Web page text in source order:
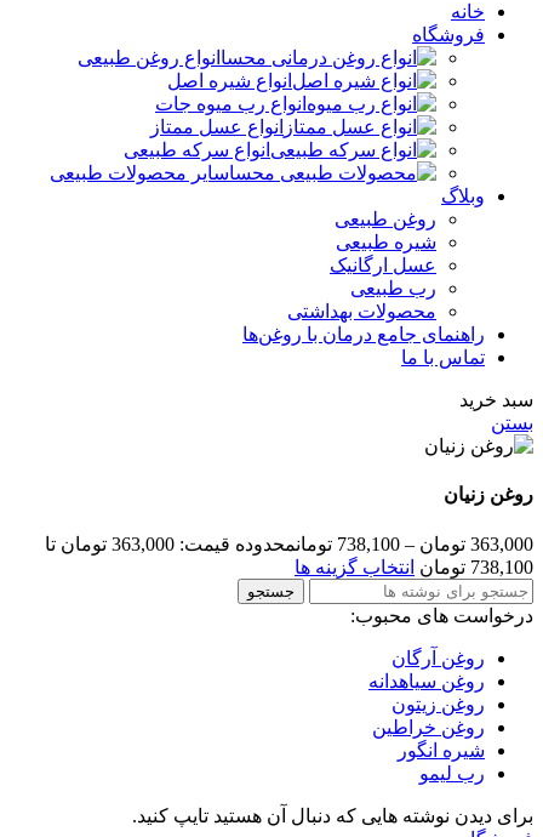
خانه
فروشگاه
انواع روغن طبیعی
انواع شیره اصل
انواع رب میوه جات
انواع عسل ممتاز
انواع سرکه طبیعی
سایر محصولات طبیعی
وبلاگ
روغن طبیعی
شیره طبیعی
عسل ارگانیک
رب طبیعی
محصولات بهداشتی
راهنمای جامع درمان با روغن‌ها
تماس با ما
سبد خرید
بستن
روغن زنیان
363,000 تومان –
738,100 تومان
محدوده قیمت: 363,000 تومان تا
738,100 تومان
انتخاب گزینه ها
جستجو
درخواست های محبوب:
روغن آرگان
روغن سیاهدانه
روغن زیتون
روغن خراطین
شیره انگور
رب لیمو
برای دیدن نوشته هایی که دنبال آن هستید تایپ کنید.